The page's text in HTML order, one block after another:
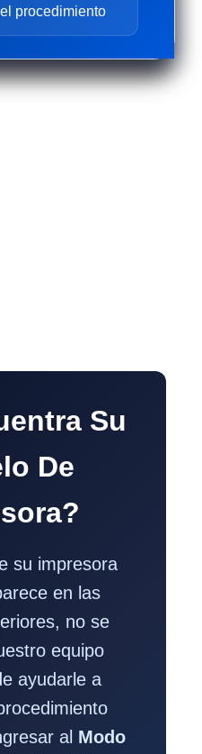
procedimiento
Su
De
su impresora
en las
no se
equipo
ayudarle a
al Modo